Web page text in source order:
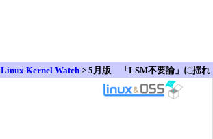
Linux Kernel Watch > 5月版 「LSM不要論」に揺れ